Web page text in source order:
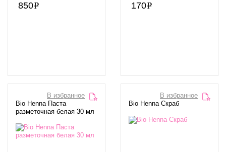
850 170
В избранное
Bio Henna Паста
разметочная белая 30 мл
В избранное
Bio Henna Скраб